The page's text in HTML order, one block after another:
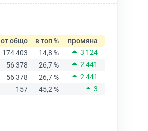
от общо в топ %
промяна
174 403 14,8 %
3 124
56 378 26,7 %
2 441
56 378 26,7 %
2 441
157 45,2 % 3